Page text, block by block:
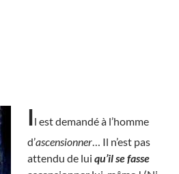
Il est demandé à l’homme
d’ascensionner … Il n’est pas
attendu de lui qu’il se fasse